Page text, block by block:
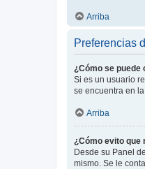
Arriba
Preferencias
¿Cómo se
Si es un usuario
se encuentra en
Arriba
¿Cómo evito que
Desde su Panel
mismo. Se le